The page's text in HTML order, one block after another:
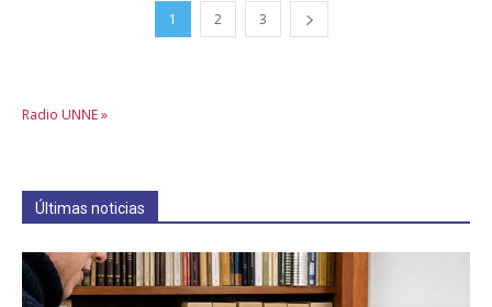
1 2 3
Radio UNNE »
Últimas noticias